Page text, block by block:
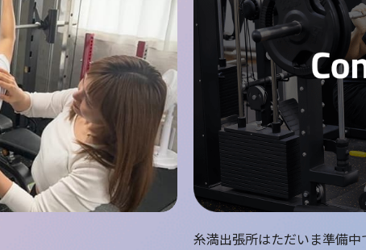
糸満出張所はただいま準備中